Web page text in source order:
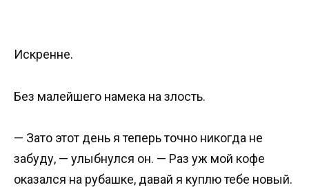
Искренне.
Без малейшего намека на злость.
— Зато этот день я теперь точно никогда не
забуду, — улыбнулся он. — Раз уж мой кофе
оказался на рубашке, давай я куплю тебе новый.